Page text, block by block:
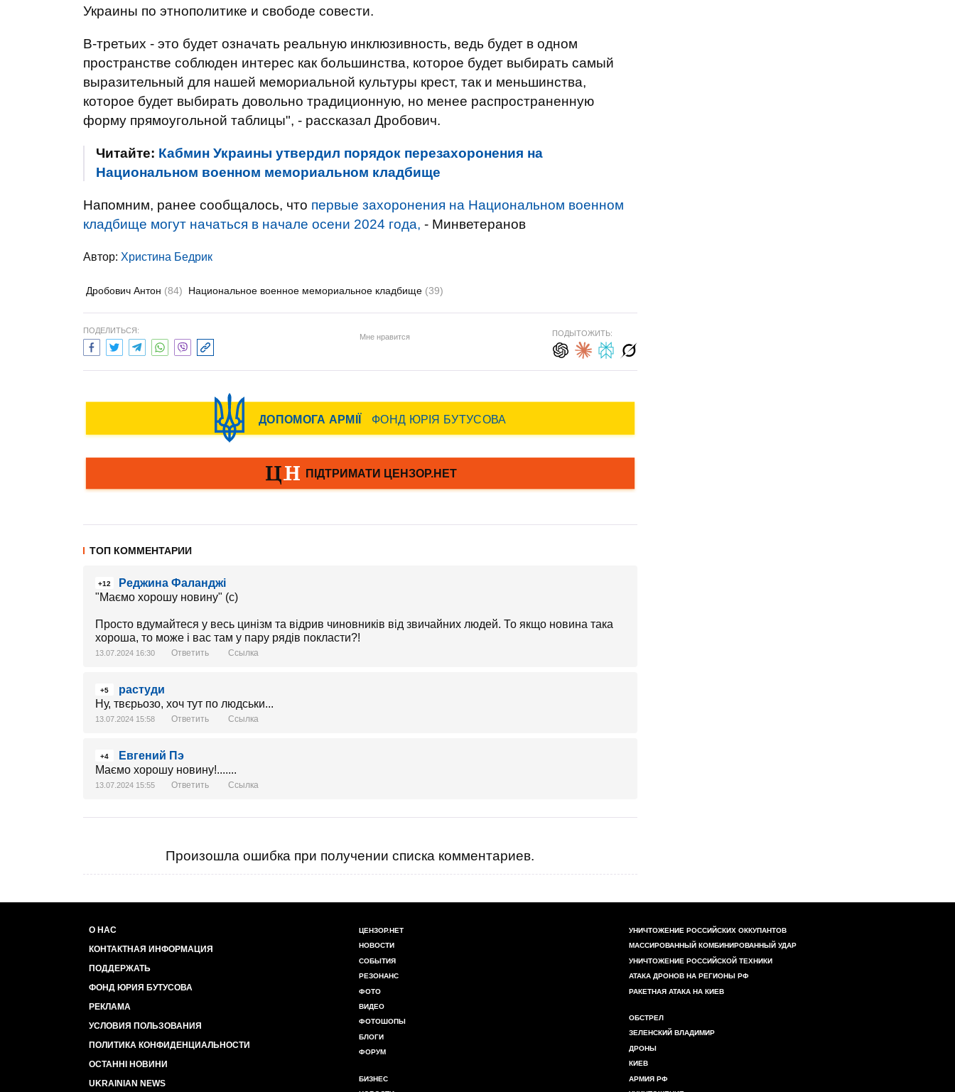
Украины по этнополитике и свободе совести.
В-третьих - это будет означать реальную инклюзивность, ведь будет в одном
пространстве соблюден интерес как большинства, которое будет выбирать самый
выразительный для нашей мемориальной культуры крест, так и меньшинства,
которое будет выбирать довольно традиционную, но менее распространенную
форму прямоугольной таблицы", - рассказал Дробович.
Читайте: Кабмин Украины утвердил порядок перезахоронения на
Национальном военном мемориальном кладбище
Напомним, ранее сообщалось, что первые захоронения на Национальном военном
кладбище могут начаться в начале осени 2024 года, - Минветеранов
Автор: Христина Бедрик
Дробович Антон (84) Национальное военное мемориальное кладбище (39)
ПОДЕЛИТЬСЯ:
Мне нравится ПОДЫТОЖИТЬ:
ТОП КОММЕНТАРИИ
+12
Реджина Фаланджі
"Маємо хорошу новину" (с)
Просто вдумайтеся у весь цинізм та відрив чиновників від звичайних людей. То якщо новина така
хороша, то може і вас там у пару рядів покласти?!
13.07.2024 16:30 Ответить Ссылка
+5
растуди
Ну, твєрьозо, хоч тут по людськи...
13.07.2024 15:58 Ответить Ссылка
+4
Евгений Пэ
Маємо хорошу новину!.......
13.07.2024 15:55 Ответить Ссылка
Произошла ошибка при получении списка комментариев.
О НАС
КОНТАКТНАЯ ИНФОРМАЦИЯ
ПОДДЕРЖАТЬ
ФОНД ЮРИЯ БУТУСОВА
РЕКЛАМА
УСЛОВИЯ ПОЛЬЗОВАНИЯ
ПОЛИТИКА КОНФИДЕНЦИАЛЬНОСТИ
ОСТАННІ НОВИНИ
UKRAINIAN NEWS
ЦЕНЗОР.НЕТ
НОВОСТИ
СОБЫТИЯ
РЕЗОНАНС
ФОТО
ВИДЕО
ФОТОШОПЫ
БЛОГИ
ФОРУМ
БИЗНЕС
УНИЧТОЖЕНИЕ РОССИЙСКИХ ОККУПАНТОВ
МАССИРОВАННЫЙ КОМБИНИРОВАННЫЙ УДАР
УНИЧТОЖЕНИЕ РОССИЙСКОЙ ТЕХНИКИ
АТАКА ДРОНОВ НА РЕГИОНЫ РФ
РАКЕТНАЯ АТАКА НА КИЕВ
ОБСТРЕЛ
ЗЕЛЕНСКИЙ ВЛАДИМИР
ДРОНЫ
КИЕВ
АРМИЯ РФ